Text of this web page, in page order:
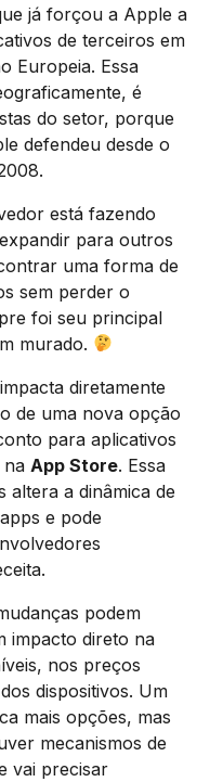
já forçou a Apple a
de terceiros em
Europeia. Essa
é
do setor, porque
defendeu desde o
está fazendo
para outros
uma forma de
sem perder o
foi seu principal
murado.
diretamente
de uma nova opção
para aplicativos
na App Store. Essa
altera a dinâmica de
e pode
podem
impacto direto na
nos preços
dispositivos. Um
mais opções, mas
mecanismos de
vai precisar